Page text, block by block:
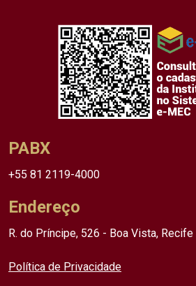
PABX
+55 81 2119-4000
Endereço
R. do Príncipe, 526 - Boa Vista,
Política de Privacidade